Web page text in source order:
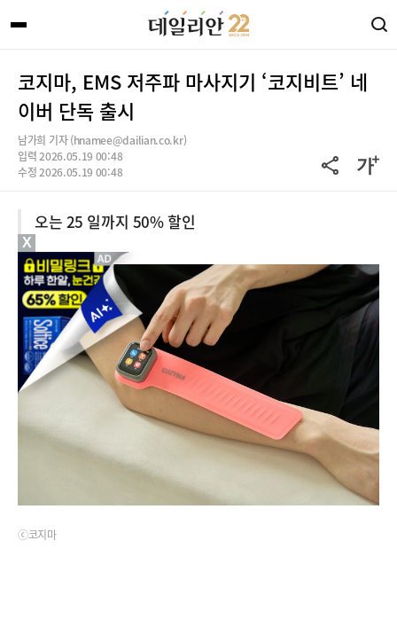
코지마, EMS 저주파 마사지기 ‘코지비트’ 네
이버 단독 출시
남가희 기자 (hnamee@dailian.co.kr)
입력 2026.05.19 00:48
수정 2026.05.19 00:48
오는 25 일까지 50% 할인
ⓒ코지마
X